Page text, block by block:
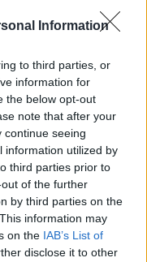
Information
to third parties, or
information for
the below opt-out
note that after your
continue seeing
information utilized by
third parties prior to
of the further
by third parties on the
information may
on the IAB’s List of
disclose it to other
i na świecie.
eKAI.pl za
naszą
tutaj.